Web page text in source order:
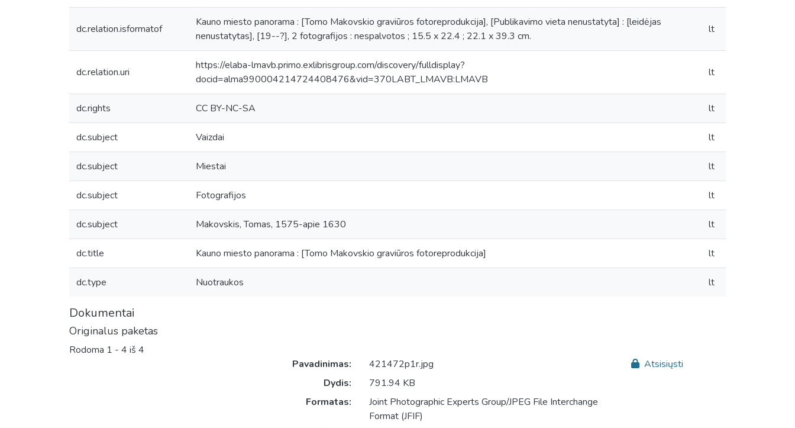
dc.relation.isformatof
Kauno miesto panorama : [Tomo Makovskio graviūros fotoreprodukcija], [Publikavimo vieta nenustatyta] : [leidėjas
nenustatytas], [19--?], 2 fotografijos : nespalvotos ; 15.5 x 22.4 ; 22.1 x 39.3 cm.
lt
dc.relation.uri
https://elaba-lmavb.primo.exlibrisgroup.com/discovery/fulldisplay?
docid=alma990004214724408476&vid=370LABT_LMAVB:LMAVB
lt
dc.rights CC BY-NC-SA lt
dc.subject Vaizdai lt
dc.subject Miestai lt
dc.subject Fotografijos lt
dc.subject Makovskis, Tomas, 1575-apie 1630 lt
dc.title Kauno miesto panorama : [Tomo Makovskio graviūros fotoreprodukcija] lt
dc.type Nuotraukos lt
Dokumentai
Originalus paketas
Rodoma 1 - 4 iš 4
Pavadinimas:
421472p1r.jpg
Dydis:
791.94 KB
Formatas:
Joint Photographic Experts Group/JPEG File Interchange
Format (JFIF)
Atsisiųsti